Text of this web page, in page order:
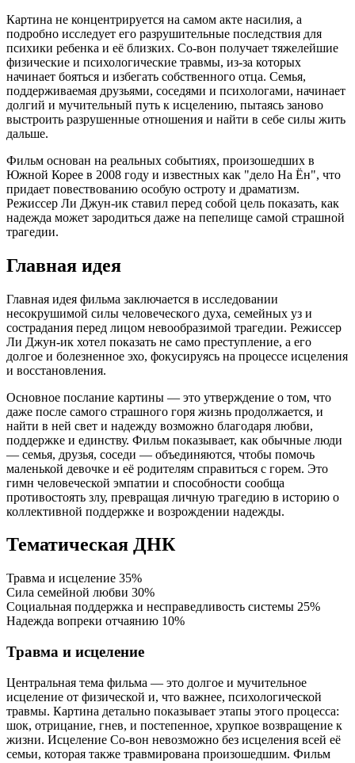
Картина не концентрируется на самом акте насилия, а
подробно исследует его разрушительные последствия для
психики ребенка и её близких. Со-вон получает тяжелейшие
физические и психологические травмы, из-за которых
начинает бояться и избегать собственного отца. Семья,
поддерживаемая друзьями, соседями и психологами, начинает
долгий и мучительный путь к исцелению, пытаясь заново
выстроить разрушенные отношения и найти в себе силы жить
дальше.
Фильм основан на реальных событиях, произошедших в
Южной Корее в 2008 году и известных как "дело На Ён", что
придает повествованию особую остроту и драматизм.
Режиссер Ли Джун-ик ставил перед собой цель показать, как
надежда может зародиться даже на пепелище самой страшной
трагедии.
Главная идея
Главная идея фильма заключается в исследовании
несокрушимой силы человеческого духа, семейных уз и
сострадания перед лицом невообразимой трагедии. Режиссер
Ли Джун-ик хотел показать не само преступление, а его
долгое и болезненное эхо, фокусируясь на процессе исцеления
и восстановления.
Основное послание картины — это утверждение о том, что
даже после самого страшного горя жизнь продолжается, и
найти в ней свет и надежду возможно благодаря любви,
поддержке и единству. Фильм показывает, как обычные люди
— семья, друзья, соседи — объединяются, чтобы помочь
маленькой девочке и её родителям справиться с горем. Это
гимн человеческой эмпатии и способности сообща
противостоять злу, превращая личную трагедию в историю о
коллективной поддержке и возрождении надежды.
Тематическая ДНК
Травма и исцеление 35%
Сила семейной любви 30%
Социальная поддержка и несправедливость системы 25%
Надежда вопреки отчаянию 10%
Травма и исцеление
Центральная тема фильма — это долгое и мучительное
исцеление от физической и, что важнее, психологической
травмы. Картина детально показывает этапы этого процесса:
шок, отрицание, гнев, и постепенное, хрупкое возвращение к
жизни. Исцеление Со-вон невозможно без исцеления всей её
семьи, которая также травмирована произошедшим. Фильм